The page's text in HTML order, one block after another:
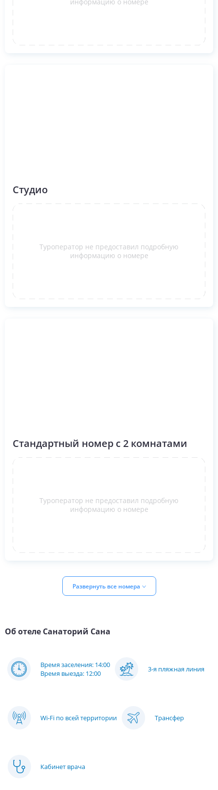
Студио
Туроператор не предоставил подробную
информацию о номере
Стандартный номер с 2 комнатами
Туроператор не предоставил подробную
информацию о номере
Развернуть все номера
Об отеле Санаторий Сана
Время заселения: 14:00
Время выезда: 12:00
3-я пляжная линия
Wi-Fi по всей территории Трансфер
Кабинет врача